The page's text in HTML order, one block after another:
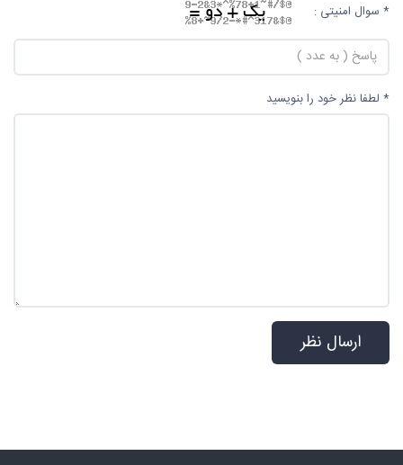
* سوال امنیتی :
* لطفا نظر خود را بنویسید